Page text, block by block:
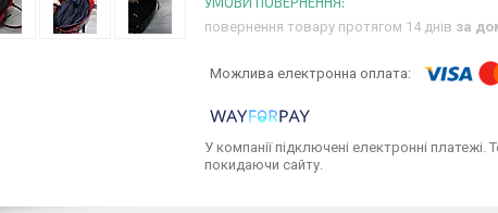
повернення товару протягом 14 днів за
У компанії підключені електронні
покидаючи сайту.